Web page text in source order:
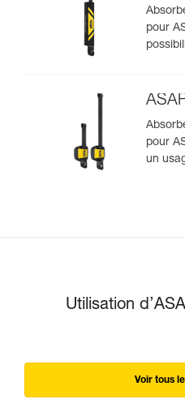
pour
pour
un
Utilisation
Voir tous